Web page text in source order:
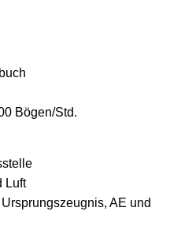
Bögen/Std.
Luft
AE und